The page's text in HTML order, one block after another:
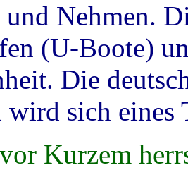
und Nehmen.
(U-Boote)
Die
sich eines
Kurzem